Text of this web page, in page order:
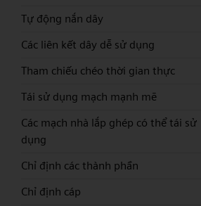
Tự động nắn dây
Các liên kết dây dễ sử dụng
Tham chiếu chéo thời gian thực
Tái sử dụng mạch mạnh mẽ
Các mạch nhà lắp ghép có thể tái sử
dụng
Chỉ định các thành phần
Chỉ định cáp